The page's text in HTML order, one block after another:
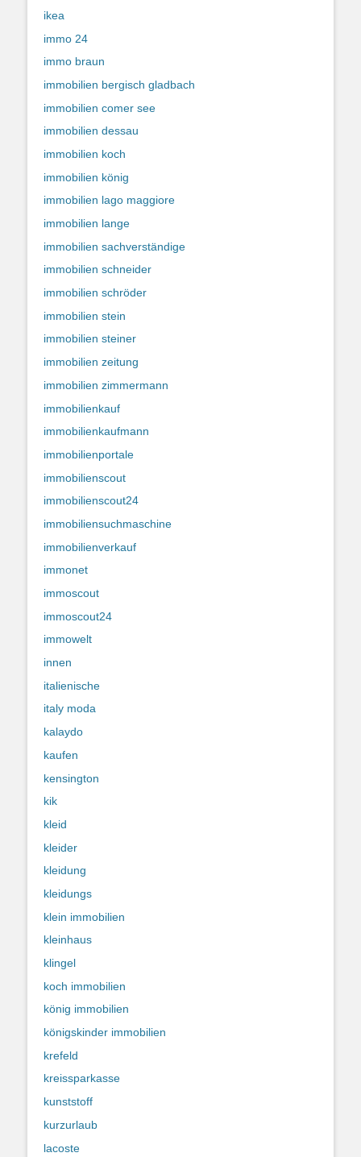
ikea
immo 24
immo braun
immobilien bergisch gladbach
immobilien comer see
immobilien dessau
immobilien koch
immobilien könig
immobilien lago maggiore
immobilien lange
immobilien sachverständige
immobilien schneider
immobilien schröder
immobilien stein
immobilien steiner
immobilien zeitung
immobilien zimmermann
immobilienkauf
immobilienkaufmann
immobilienportale
immobilienscout
immobilienscout24
immobiliensuchmaschine
immobilienverkauf
immonet
immoscout
immoscout24
immowelt
innen
italienische
italy moda
kalaydo
kaufen
kensington
kik
kleid
kleider
kleidung
kleidungs
klein immobilien
kleinhaus
klingel
koch immobilien
könig immobilien
königskinder immobilien
krefeld
kreissparkasse
kunststoff
kurzurlaub
lacoste